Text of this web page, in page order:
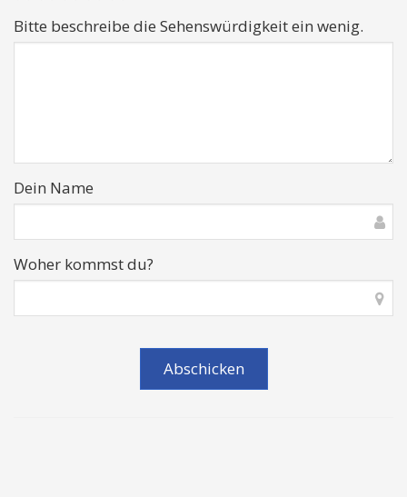
Bitte beschreibe die Sehenswürdigkeit ein wenig.
Dein Name
Woher kommst du?